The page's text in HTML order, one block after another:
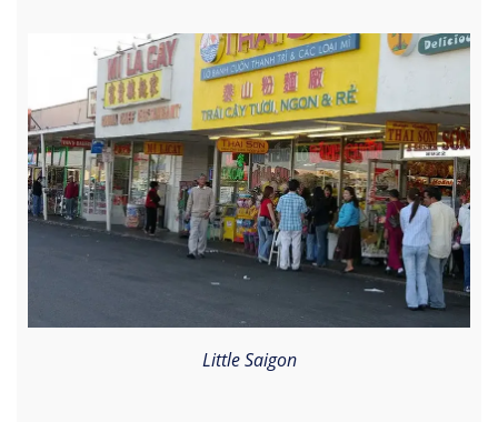
Little Saigon